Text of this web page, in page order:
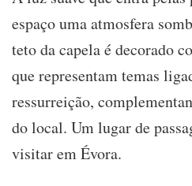
espaço uma atmosfera
teto da capela é decorado
que representam temas
ressurreição,
do local. Um lugar de
visitar em Évora.